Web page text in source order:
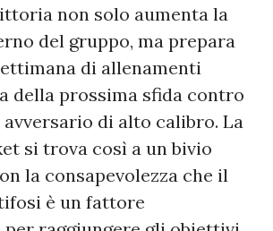
non solo aumenta la
del gruppo, ma prepara
di allenamenti
della prossima sfida contro
di alto calibro. La
si trova così a un bivio
la consapevolezza che il
è un fattore